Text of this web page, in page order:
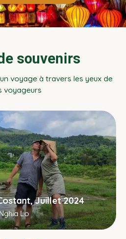
souvenirs
voyage à travers les yeux de
voyageurs
Juillet 2024
Lo